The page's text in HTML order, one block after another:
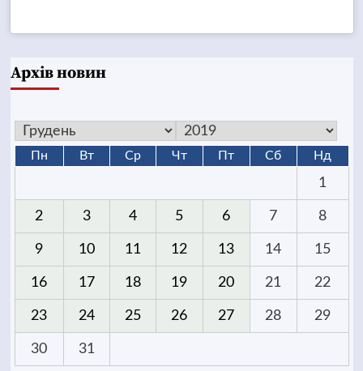
Архів новин
Пн Вт Ср Чт Пт Сб Нд
1
2 3 4 5 6 7 8
9 10 11 12 13 14 15
16 17 18 19 20 21 22
23 24 25 26 27 28 29
30 31